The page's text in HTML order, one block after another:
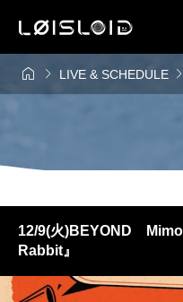
  LIVE & SCHEDULE 
12/9(火)BEYOND
Rabbit』